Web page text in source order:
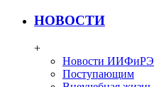
НОВОСТИ
+
Новости ИИФиРЭ
Поступающим